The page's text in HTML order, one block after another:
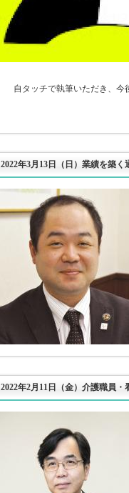
自タッチで執筆いただき、今
2022年3月13日（日）業績を築
2022年2月11日（金）介護職員